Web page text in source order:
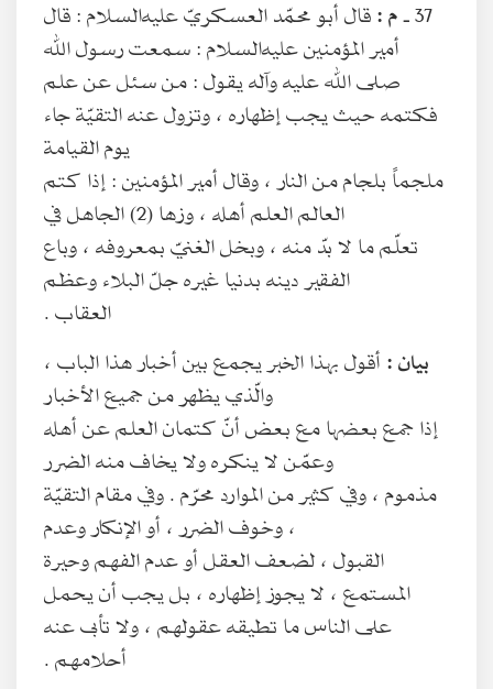
37 ـ م :قال أبو محمّد العسكريّ عليه‌السلام : قال
أمير المؤمنين عليه‌السلام : سمعت رسول الله
صلى الله عليه وآله يقول : من سئل عن علم
فكتمه حيث يجب إظهاره ، وتزول عنه التقيّة جاء
يوم القيامة
ملجماً بلجام من النار ، وقال أمير المؤمنين : إذا كتم
العالم العلم أهله ، وزها (2) الجاهل في
تعلّم ما لا بدّ منه ، وبخل الغنيّ بمعروفه ، وباع
الفقير دينه بدنيا غيره جلّ البلاء وعظم
العقاب .
بيان :أقول بهذا الخبر يجمع بين أخبار هذا الباب ،
والّذي يظهر من جميع الأخبار
إذا جمع بعضها مع بعض أنّ كتمان العلم عن أهله
وعمّن لا ينكره ولا يخاف منه الضرر
مذموم ، وفي كثير من الموارد محرّم . وفي مقام التقيّة
، وخوف الضرر ، أو الإنكار وعدم
القبول ، لضعف العقل أو عدم الفهم وحيرة
المستمع ، لا يجوز إظهاره ، بل يجب أن يحمل
على الناس ما تطيقه عقولهم ، ولا تأبى عنه
أحلامهم .